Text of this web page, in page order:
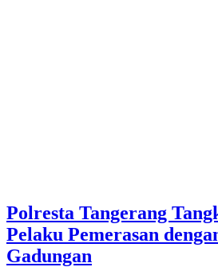
Polresta Tangerang
Pelaku Pemerasan
Gadungan